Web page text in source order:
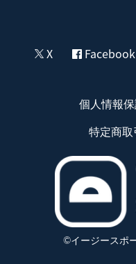
X Facebook
個人情報
特定商
©イージースポ